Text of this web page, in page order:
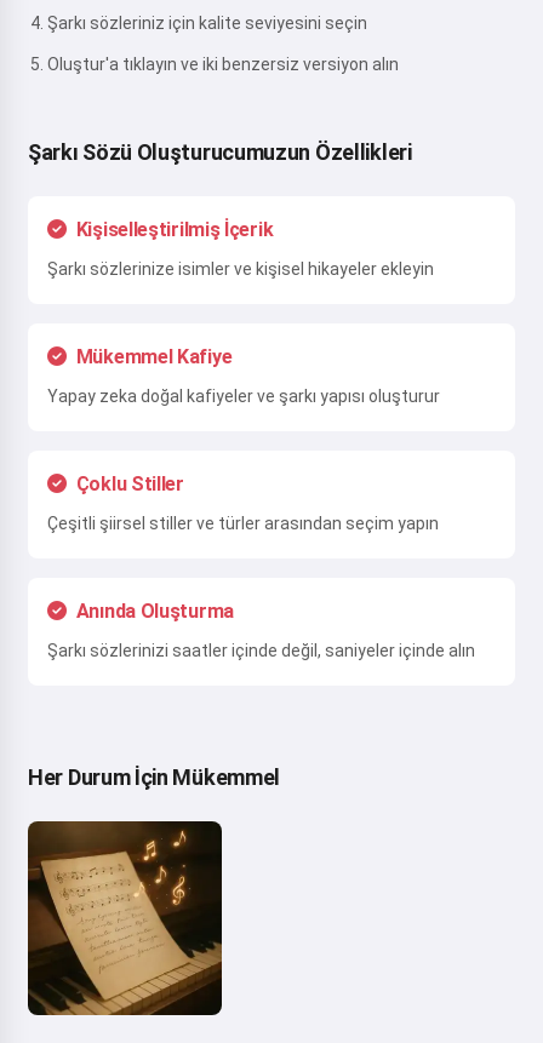
Şarkı sözleriniz için kalite seviyesini seçin
Oluştur'a tıklayın ve iki benzersiz versiyon alın
Şarkı Sözü Oluşturucumuzun Özellikleri
Kişiselleştirilmiş İçerik
Şarkı sözlerinize isimler ve kişisel hikayeler ekleyin
Mükemmel Kafiye
Yapay zeka doğal kafiyeler ve şarkı yapısı oluşturur
Çoklu Stiller
Çeşitli şiirsel stiller ve türler arasından seçim yapın
Anında Oluşturma
Şarkı sözlerinizi saatler içinde değil, saniyeler içinde alın
Her Durum İçin Mükemmel